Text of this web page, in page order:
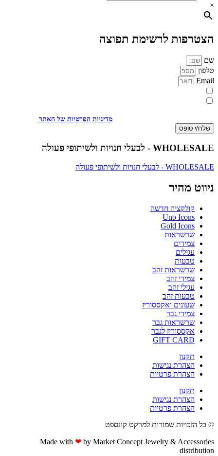
×
הצטרפות לרשימת תפוצה
שם
טלפון
Email
מדיניות הפרטיות של האתר
שלח/י טופס
WHOLESALE - לבעלי חנויות ולשיתופי פעולה
WHOLESALE - לבעלי חנויות ולשיתופי פעולה
ניווט מהיר
קולקציה חדשה
Uno Icons
Gold Icons
שרשראות
צמידים
עגילים
טבעות
שרשראות זהב
צמידי זהב
עגילי זהב
טבעות זהב
שעונים ואקססוריז
צמידי גבר
שרשראות גבר
אקססוריז לגבר
GIFT CARD
תקנון
הצהרת נגישות
הצהרת פרטיות
תקנון
הצהרת נגישות
הצהרת פרטיות
© כל הזכויות שמורות למרקט קונספט
Made with ❤ by Market Concept Jewelry & Accessories
distribution